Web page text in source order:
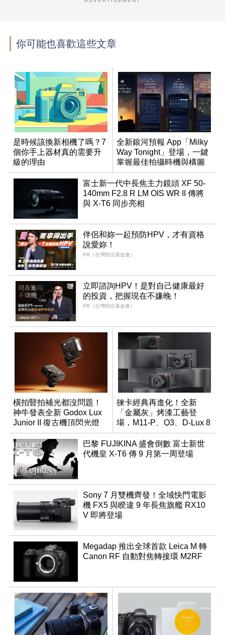
你可能也喜歡這些文章
是時候該換新相機了嗎？7
個你手上器材真的需要升
級的理由
全新銀河預報 App「Milky
Way Tonight」登場，一鍵
掌握最佳拍攝時機與構圖
富士新一代中長焦主力鏡頭 XF 50-
140mm F2.8 R LM OIS WR II 傳將
與 X-T6 同步亮相
伴侶和妳一起預防HPV，才有資格
說愛妳！
PR（台灣癌症基金會）
立即諮詢HPV！是對自己健康最好
的投資，把握現在不嫌晚！
PR（台灣癌症基金會）
橫拍豎拍補光都沒問題！
神牛發表全新 Godox Lux
Junior II 復古機頂閃光燈
徠卡經典再進化！全新
「金屬灰」烤漆工藝登
場，M11-P、Q3、D-Lux 8
領銜換裝
巴黎 FUJIKINA 盛會倒數 富士新世
代機皇 X-T6 傳 9 月第一周登場
Sony 7 月雙機齊發！全域快門電影
機 FX5 與睽違 9 年長焦旗艦 RX10
V 即將登場
Megadap 推出全球首款 Leica M 轉
Canon RF 自動對焦轉接環 M2RF